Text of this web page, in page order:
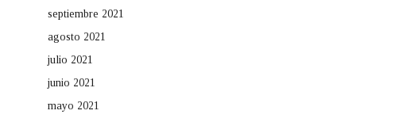
septiembre 2021
agosto 2021
julio 2021
junio 2021
mayo 2021